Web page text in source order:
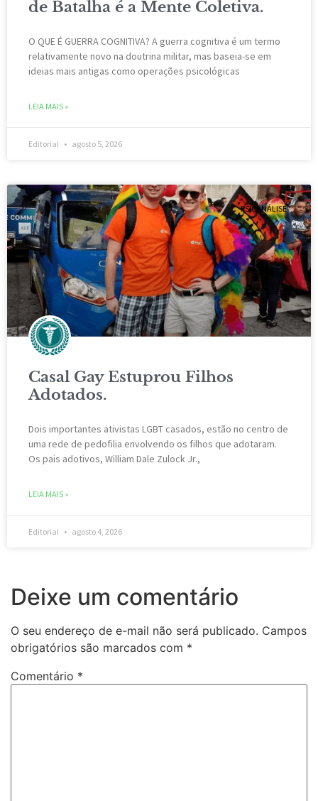
de Batalha é a Mente Coletiva.
O QUE É GUERRA COGNITIVA? A guerra cognitiva é um termo
relativamente novo na doutrina militar, mas baseia-se em
ideias mais antigas como operações psicológicas
LEIA MAIS »
Editorial agosto 5, 2026
PSICANÁLISE
Casal Gay Estuprou Filhos
Adotados.
Dois importantes ativistas LGBT casados, estão ​​no centro de
uma rede de pedofilia envolvendo os filhos que adotaram.
Os pais adotivos, William Dale Zulock Jr.,
LEIA MAIS »
Editorial agosto 4, 2026
Deixe um comentário
O seu endereço de e-mail não será publicado. Campos
obrigatórios são marcados com *
Comentário *